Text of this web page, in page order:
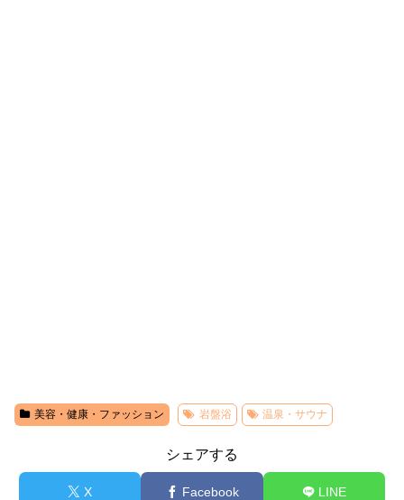
美容・健康・ファッション 岩盤浴 温泉・サウナ
シェアする
X Facebook LINE